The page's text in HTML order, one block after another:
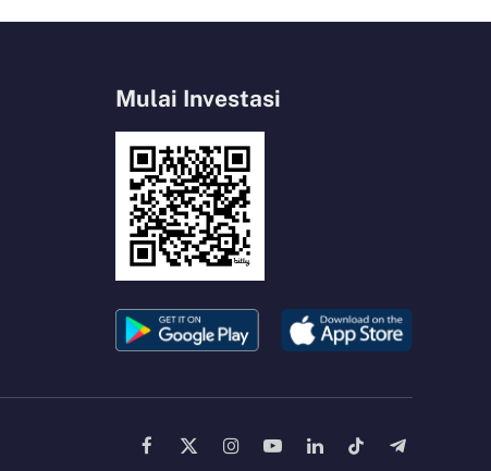
Mulai Investasi
Facebook
X
InstagramYouTubeLinkedInTikTokTelegram